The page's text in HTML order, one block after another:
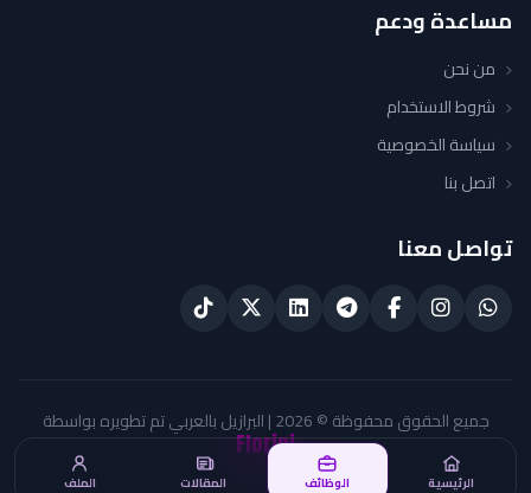
الرئيسية الوظائف المقالات الملف
مساعدة ودعم
من نحن
شروط الاستخدام
سياسة الخصوصية
اتصل بنا
تواصل معنا
جميع الحقوق محفوظة © 2026 | البرازيل بالعربي تم تطويره بواسطة
Floripi